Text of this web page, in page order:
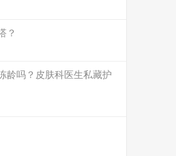
？
龄吗？皮肤科医生私藏护